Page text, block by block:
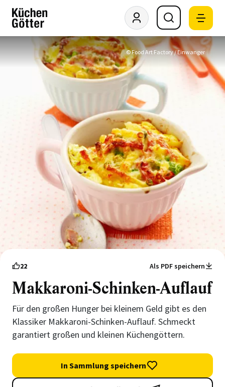
© Food Art Factory / Einwanger
22 Als PDF speichern
Makkaroni-Schinken-Auflauf
Für den großen Hunger bei kleinem Geld gibt es den
Klassiker Makkaroni-Schinken-Auflauf. Schmeckt
garantiert großen und kleinen Küchengöttern.
In Sammlung speichern